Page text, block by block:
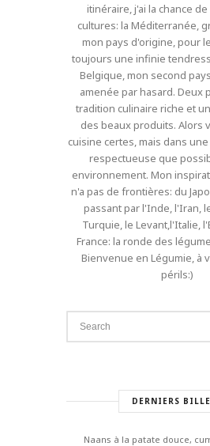
itinéraire, j'ai la chance
cultures: la Méditerranée,
mon pays d'origine, pour
toujours une infinie
Belgique, mon second
amenée par hasard. Deux
tradition culinaire riche et
des beaux produits. Alors
cuisine certes, mais dans
respectueuse que
environnement. Mon
n'a pas de frontières: du
passant par l'Inde, l'Iran,
Turquie, le Levant,l'Italie,
France: la ronde des
Bienvenue en Légumie, à
périls:)
DERNIERS
Naans à la patate douce,